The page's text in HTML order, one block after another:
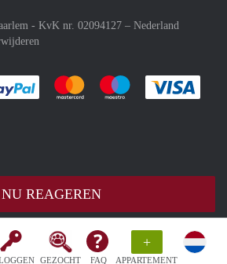
GEZOCHT FAQ
+
APPARTEMENT
NU REAGEREN
- KvK nr. 02094127 – Nederland
Je rekent gemakkelijk af met Paypal
Je rekent gemakkelijk af met
Je rekent